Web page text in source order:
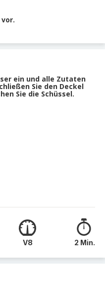
vor.
ein und alle Zutaten
Sie den Deckel
Sie die Schüssel.
V8 2 Min.